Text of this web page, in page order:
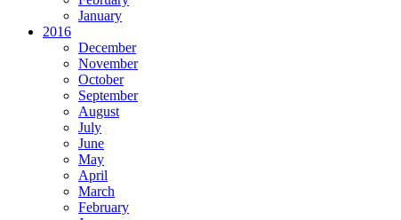
January
2016
December
November
October
September
August
July
June
May
April
March
February